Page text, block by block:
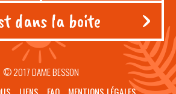
© 2017 DAME BESSON